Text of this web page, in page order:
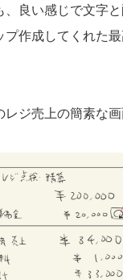
良い感じで文字
プ作成してくれた
ジ売上の簡素な画